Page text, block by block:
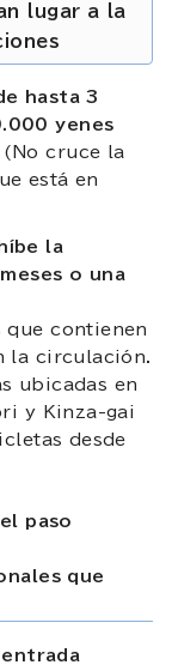
lugar a la
hasta 3
yenes
cruce la
está en
la
o una
contienen
la circulación.
ubicadas en
y Kinza-gai
desde
paso
que